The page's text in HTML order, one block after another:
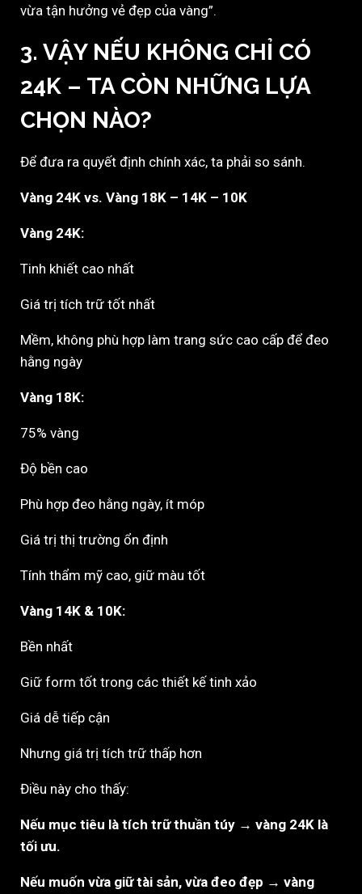
vừa tận hưởng vẻ đẹp của vàng”.
3. VẬY NẾU KHÔNG CHỈ CÓ
24K – TA CÒN NHỮNG LỰA
CHỌN NÀO?
Để đưa ra quyết định chính xác, ta phải so sánh.
Vàng 24K vs. Vàng 18K – 14K – 10K
Vàng 24K:
Tinh khiết cao nhất
Giá trị tích trữ tốt nhất
Mềm, không phù hợp làm trang sức cao cấp để đeo
hằng ngày
Vàng 18K:
75% vàng
Độ bền cao
Phù hợp đeo hằng ngày, ít móp
Giá trị thị trường ổn định
Tính thẩm mỹ cao, giữ màu tốt
Vàng 14K & 10K:
Bền nhất
Giữ form tốt trong các thiết kế tinh xảo
Giá dễ tiếp cận
Nhưng giá trị tích trữ thấp hơn
Điều này cho thấy:
Nếu mục tiêu là tích trữ thuần túy → vàng 24K là
tối ưu.
Nếu muốn vừa giữ tài sản, vừa đeo đẹp → vàng